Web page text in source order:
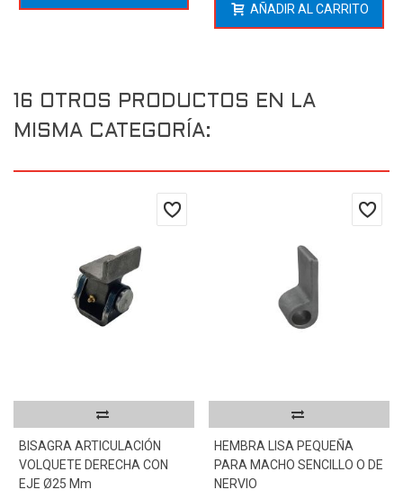
AÑADIR AL CARRITO
16 OTROS PRODUCTOS EN LA
MISMA CATEGORÍA:
BISAGRA ARTICULACIÓN
VOLQUETE DERECHA CON
EJE Ø25 Mm
HEMBRA LISA PEQUEÑA
PARA MACHO SENCILLO O DE
NERVIO